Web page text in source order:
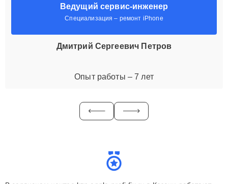
Ведущий сервис-инженер
Специализация – ремонт iPhone
Дмитрий Сергеевич Петров
Опыт работы – 7 лет